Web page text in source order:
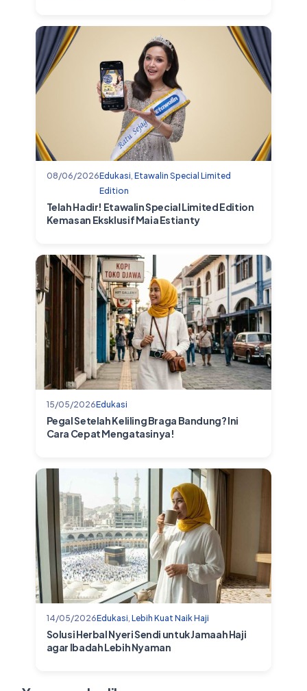
08/06/2026Edukasi Etawalin Special Limited
Edition
Telah Hadir! Etawalin Special Limited Edition
Kemasan Eksklusif Maia Estianty
15/05/2026Edukasi
Pegal Setelah Keliling Braga Bandung? Ini
Cara Cepat Mengatasinya!
14/05/2026Edukasi Lebih Kuat Naik Haji
Solusi Herbal Nyeri Sendi untuk Jamaah Haji
agar Ibadah Lebih Nyaman